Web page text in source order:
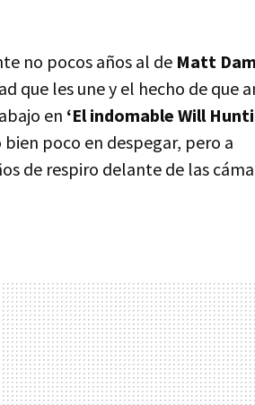
no pocos años al de Matt
que les une y el hecho de que
en ‘El indomable Will
poco en despegar, pero a
de respiro delante de las